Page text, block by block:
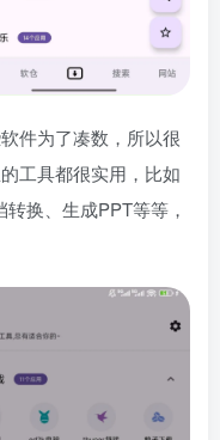
件为了凑数，所以很
工具都很实用，比如
换、生成PPT等等，